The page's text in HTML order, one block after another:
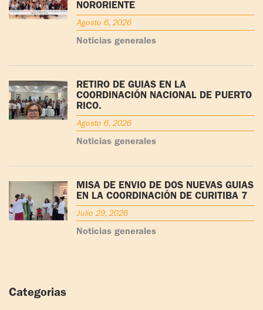
NORORIENTE
Agosto 6, 2026
Noticias generales
RETIRO DE GUÍAS EN LA
COORDINACIÓN NACIONAL DE PUERTO
RICO.
Agosto 6, 2026
Noticias generales
MISA DE ENVÍO DE DOS NUEVAS GUÍAS
EN LA COORDINACIÓN DE CURITIBA 7
Julio 29, 2026
Noticias generales
Categorias